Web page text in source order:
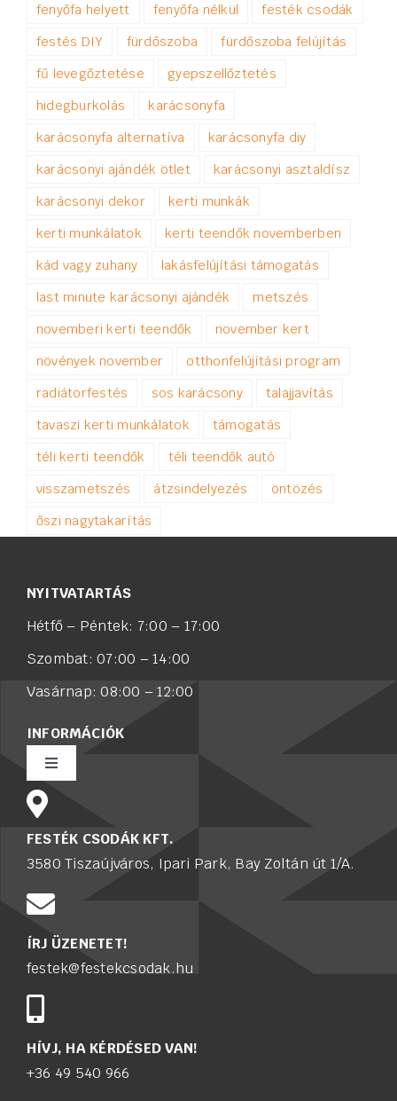
fenyőfa helyett
fenyőfa nélkül
festék csodák
festés DIY
fürdőszoba
fürdőszoba felújítás
fű levegőztetése
gyepszellőztetés
hidegburkolás
karácsonyfa
karácsonyfa alternatíva
karácsonyfa diy
karácsonyi ajándék ötlet
karácsonyi asztaldísz
karácsonyi dekor
kerti munkák
kerti munkálatok
kerti teendők novemberben
kád vagy zuhany
lakásfelújítási támogatás
last minute karácsonyi ajándék
metszés
novemberi kerti teendők
november kert
növények november
otthonfelújítási program
radiátorfestés
sos karácsony
talajjavítás
tavaszi kerti munkálatok
támogatás
téli kerti teendők
téli teendők autó
visszametszés
átzsindelyezés
öntözés
őszi nagytakarítás
NYITVATARTÁS
Hétfő – Péntek: 7:00 – 17:00
Szombat: 07:00 – 14:00
Vasárnap: 08:00 – 12:00
INFORMÁCIÓK
Toggle
Navigation
Rólunk
Értékesítő munkatársat keresünk
Kapcsolat
FESTÉK CSODÁK KFT.
3580 Tiszaújváros, Ipari Park, Bay Zoltán út 1/A.
ÍRJ ÜZENETET!
festek@festekcsodak.hu
HÍVJ, HA KÉRDÉSED VAN!
+36 49 540 966